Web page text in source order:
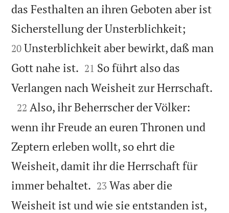
das Festhalten an ihren Geboten aber ist
Sicherstellung der Unsterblichkeit;
20 Unsterblichkeit aber bewirkt, daß man
Gott nahe ist. 

21 So führt also das
Verlangen nach Weisheit zur Herrschaft.

22 Also, ihr Beherrscher der Völker:
wenn ihr Freude an euren Thronen und
Zeptern erleben wollt, so ehrt die
Weisheit, damit ihr die Herrschaft für
immer behaltet. 

23 Was aber die
Weisheit ist und wie sie entstanden ist,